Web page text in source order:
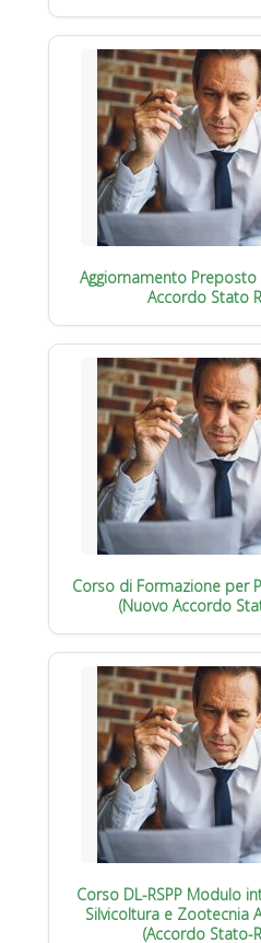
Aggiornamento Preposto
Accordo Stato
Corso di Formazione per
(Nuovo Accordo
Corso DL-RSPP Modulo
Silvicoltura e Zootecnia
(Accordo Stato-